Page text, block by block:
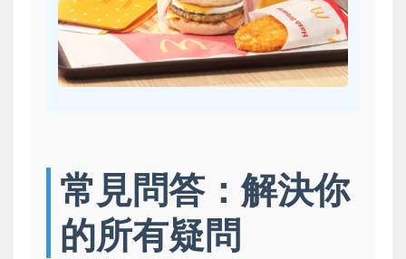
常見問答：解決你
的所有疑問